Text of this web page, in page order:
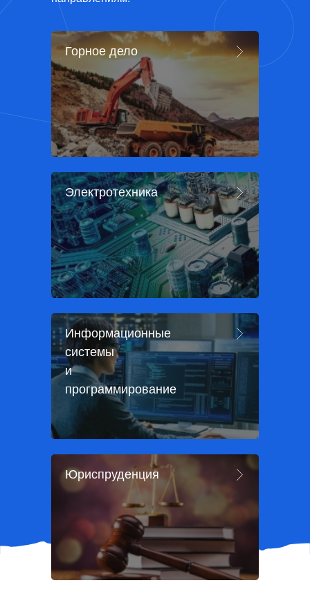
Электротехника
Горное дело
Информационные
системы
и
программирование
Юриспруденция